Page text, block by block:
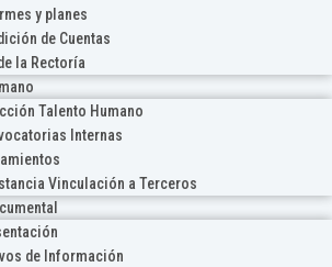
y planes
de Cuentas
la Rectoría
Talento Humano
Internas
Vinculación a Terceros
de Información